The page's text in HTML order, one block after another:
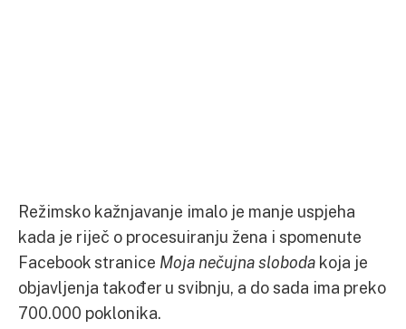
Režimsko kažnjavanje imalo je manje uspjeha
kada je riječ o procesuiranju žena i spomenute
Facebook stranice Moja nečujna sloboda koja je
objavljenja također u svibnju, a do sada ima preko
700.000 poklonika.